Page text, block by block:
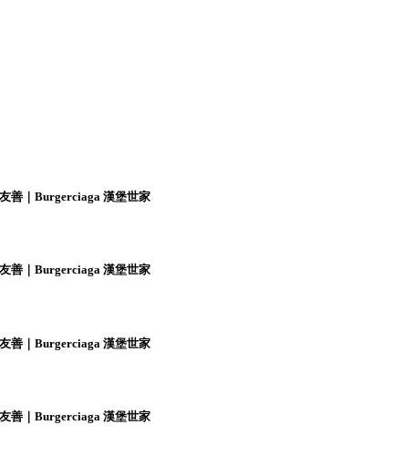
善｜Burgerciaga 漢堡世家
善｜Burgerciaga 漢堡世家
善｜Burgerciaga 漢堡世家
善｜Burgerciaga 漢堡世家